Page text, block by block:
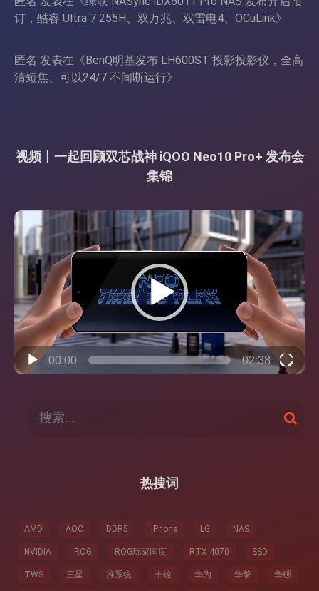
订，酷睿 Ultra 7 255H、双万兆、双雷电4、OCuLink》
匿名 发表在《 BenQ明基发布 LH600ST 投影投影仪，全高
清短焦、可以24/7 不间断运行》
视频丨一起回顾双芯战神 iQOO Neo10 Pro+ 发布会
集锦
视
频
播
放
器
00:00 02:38
搜
索
热搜词
AMD AOC DDR5 iPhone LG NAS
NVIDIA ROG ROG玩家国度 RTX 4070 SSD
TWS 三星 准系统 十铨 华为 华擎 华硕